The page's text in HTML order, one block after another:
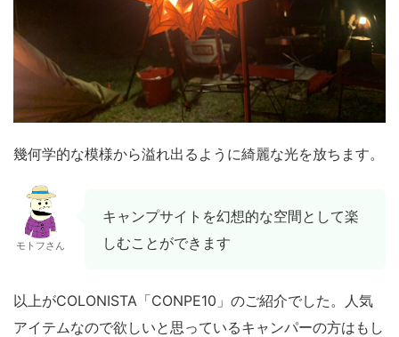
幾何学的な模様から溢れ出るように綺麗な光を放ちます。
モトフさん
キャンプサイトを幻想的な空間として楽
しむことができます
以上がCOLONISTA「CONPE10」のご紹介でした。人気
アイテムなので欲しいと思っているキャンパーの方はもし